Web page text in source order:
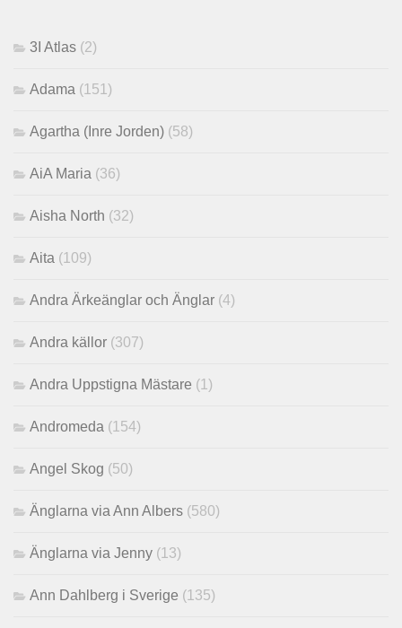
3I Atlas (2)
Adama (151)
Agartha (Inre Jorden) (58)
AiA Maria (36)
Aisha North (32)
Aita (109)
Andra Ärkeänglar och Änglar (4)
Andra källor (307)
Andra Uppstigna Mästare (1)
Andromeda (154)
Angel Skog (50)
Änglarna via Ann Albers (580)
Änglarna via Jenny (13)
Ann Dahlberg i Sverige (135)